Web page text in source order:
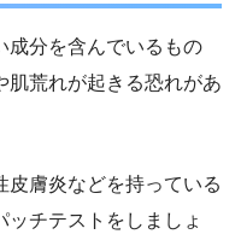
成分を含んでいるもの
肌荒れが起きる恐れがあ
皮膚炎などを持っている
ッチテストをしましょ